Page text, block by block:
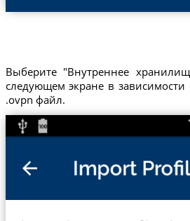
Выберите "Внутреннее
следующем экране в зависимости
.ovpn файл.